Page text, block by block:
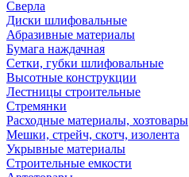
Сверла
Диски шлифовальные
Абразивные материалы
Бумага наждачная
Сетки, губки шлифовальные
Высотные конструкции
Лестницы строительные
Стремянки
Расходные материалы, хозтовары
Мешки, стрейч, скотч, изолента
Укрывные материалы
Строительные емкости